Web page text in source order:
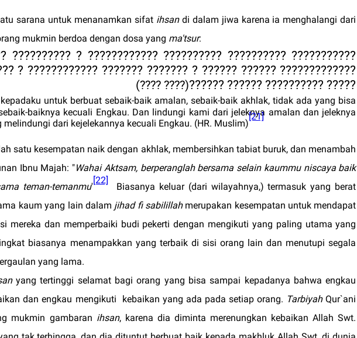
sarana untuk menanamkan sifat ihsandi dalam jiwa karena ia menghalangi dari
mukmin berdoa dengan dosa yang ma'tsur:
???????????? ? ?????????? ???????????? ? ??? ???????
? ??????? ??????? ???????????? ? ????????? ???????????? ? ???
????? ?????????? ?????? ??????
)
???? ????
(
untuk berbuat sebaik-baik amalan, sebaik-baik akhlak, tidak ada yang bisa
baiknya kecuali Engkau. Dan lindungi kami dari jeleknya amalan dan jeleknya
dari kejelekannya kecuali Engkau. (HR. Muslim)
[21]
satu kesempatan naik dengan akhlak, membersihkan tabiat buruk, dan menambah
Ibnu Majah: "Wahai Aktsam, berperanglah bersama selain kaummu niscaya baik
teman-temanmu'
[22]
Biasanya keluar (dari wilayahnya,) termasuk yang berat
kaum yang lain dalam jihad fi sabilillahmerupakan kesempatan untuk mendapat
mereka dan memperbaiki budi pekerti dengan mengikuti yang paling utama yang
biasanya menampakkan yang terbaik di sisi orang lain dan menutupi segala
yang lama.
yang tertinggi selamat bagi orang yang bisa sampai kepadanya bahwa engkau
dan engkau mengikuti
kebaikan yang ada pada setiap orang. TarbiyahQur`ani
mukmin gambaran ihsan, karena dia diminta merenungkan kebaikan Allah Swt.